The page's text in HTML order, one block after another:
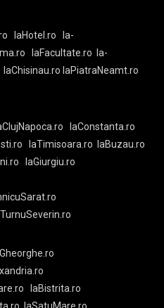
laHotel.ro
la-
laFacultate.ro
la-
laChisinau.ro laPiatraNeamt.ro
laConstanta.ro
laTimisoara.ro
laBuzau.ro
laGiurgiu.ro
laBistrita.ro